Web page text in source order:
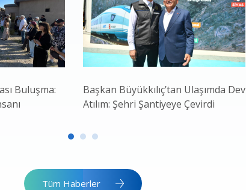
Buluşma:
Başkan Büyükkılıç’tan Ulaşımda Dev
Atılım: Şehri Şantiyeye Çevirdi
Tüm Haberler